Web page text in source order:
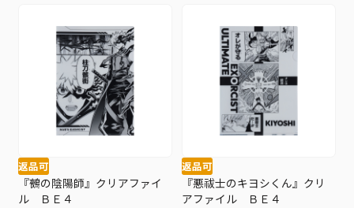
返品可
『鵺の陰陽師』クリアファイ
ル ＢＥ４
返品可
『悪祓士のキヨシくん』クリ
アファイル ＢＥ４